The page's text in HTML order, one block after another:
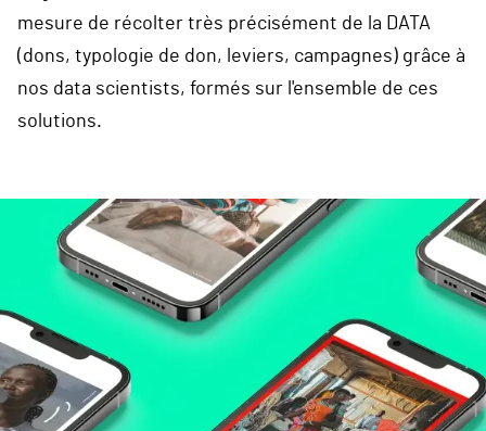
mesure de récolter très précisément de la DATA
(dons, typologie de don, leviers, campagnes) grâce à
nos data scientists, formés sur l'ensemble de ces
solutions.